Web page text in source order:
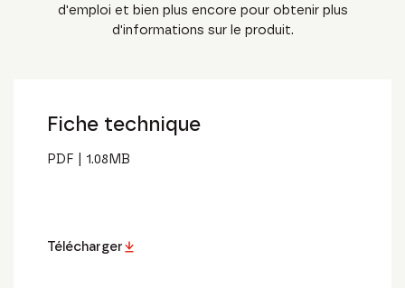
d'emploi et bien plus encore pour obtenir plus
d'informations sur le produit.
Fiche technique
PDF 1.08 MB
Télécharger